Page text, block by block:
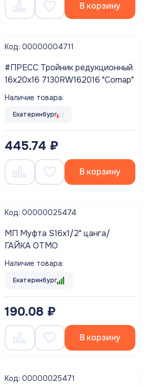
В корзину
Код: 00000004711
#ПРЕСС Тройник редукционный
16х20х16 7130RW162016 "Comap"
Наличие товара:
Екатеринбург
445.74 ₽
В корзину
Код: 00000025474
МП Муфта S16х1/2" цанга/
ГАЙКА OTMO
Наличие товара:
Екатеринбург
190.08 ₽
В корзину
Код: 00000025471